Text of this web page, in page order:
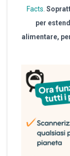
Facts.
per
alimentare,